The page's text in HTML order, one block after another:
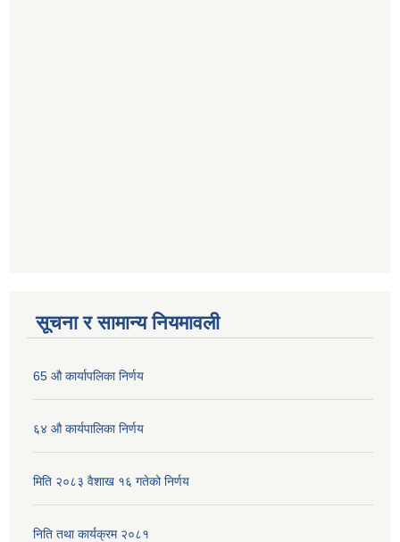
सूचना र सामान्य नियमावली
65 औ कार्यापलिका निर्णय
६४ औ कार्यपालिका निर्णय
मिति २०८३ वैशाख १६ गतेको निर्णय
निति तथा कार्यक्रम २०८१